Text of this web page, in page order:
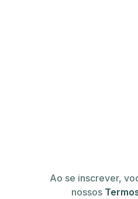
Ao se inscrever,
nossos